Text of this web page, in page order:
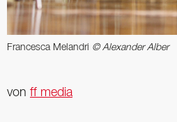
Francesca Melandri © Alexander Alber
von ff media